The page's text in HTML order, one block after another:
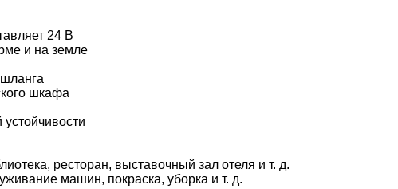
24 В
и на земле
шкафа
ресторан, выставочный зал отеля и т. д.
машин, покраска, уборка и т. д.